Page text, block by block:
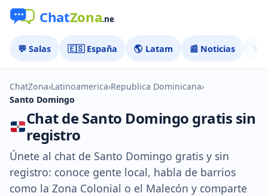
💬 Salas 🇪🇸 España 🌎 Latam 📰 Noticias 🏅
ChatZona›Latinoamerica›Republica Dominicana›
Santo Domingo
Chat de Santo Domingo gratis sin
registro
Únete al chat de Santo Domingo gratis y sin
registro: conoce gente local, habla de barrios
como la Zona Colonial o el Malecón y comparte